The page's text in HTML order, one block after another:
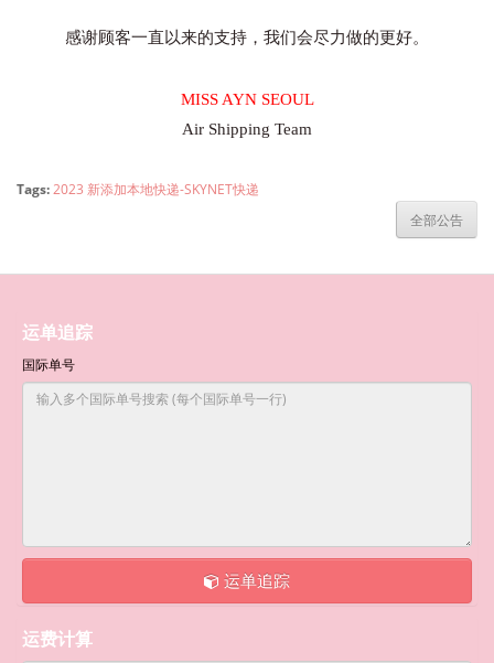
感谢顾客一直以来的支持，我们会尽力做的更好。
MISS AYN SEOUL
Air Shipping Team
Tags:2023 新添加本地快递-SKYNET快递
全部公告
运单追踪
国际单号
运单追踪
运费计算